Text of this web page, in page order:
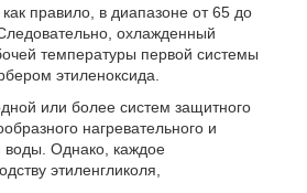
правило, в диапазоне от 65 до
охлажденный
температуры первой системы
этиленоксида.
или более систем защитного
нагревательного и
воды. Однако, каждое
этиленгликоля,